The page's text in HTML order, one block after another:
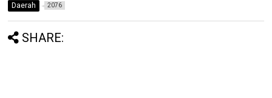
Daerah 2076
SHARE: